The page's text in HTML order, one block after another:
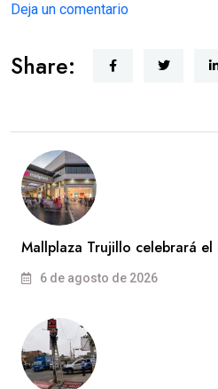
Deja un comentario
Share:
Mallplaza Trujillo celebrará
6 de agosto de 2026